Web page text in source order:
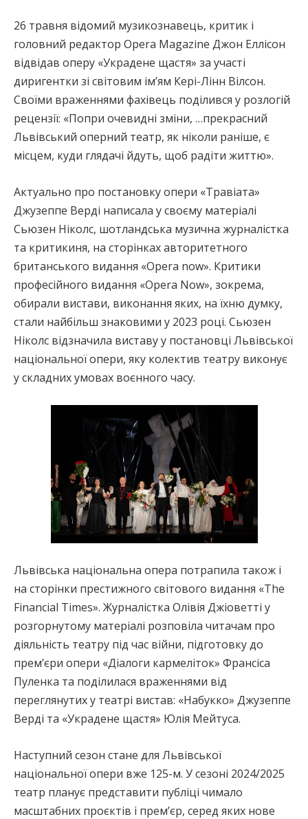
26 травня відомий музикознавець, критик і
головний редактор Opera Magazine Джон Еллісон
відвідав оперу «Украдене щастя» за участі
диригентки зі світовим ім’ям Кері-Лінн Вілсон.
Своїми враженнями фахівець поділився у розлогій
рецензії: «Попри очевидні зміни, …прекрасний
Львівський оперний театр, як ніколи раніше, є
місцем, куди глядачі йдуть, щоб радіти життю».
Актуально про постановку опери «Травіата»
Джузеппе Верді написала у своєму матеріалі
Сьюзен Ніколс, шотландська музична журналістка
та критикиня, на сторінках авторитетного
британського видання «Opera now». Критики
професійного видання «Opera Now», зокрема,
обирали вистави, виконання яких, на їхню думку,
стали найбільш знаковими у 2023 році. Сьюзен
Ніколс відзначила виставу у постановці Львівської
національної опери, яку колектив театру виконує
у складних умовах воєнного часу.
Львівська національна опера потрапила також і
на сторінки престижного світового видання «The
Financial Times». Журналістка Олівія Джіоветті у
розгорнутому матеріалі розповіла читачам про
діяльність театру під час війни, підготовку до
премʼєри опери «Діалоги кармеліток» Франсіса
Пуленка та поділилася враженнями від
переглянутих у театрі вистав: «Набукко» Джузеппе
Верді та «Украдене щастя» Юлія Мейтуса.
Наступний сезон стане для Львівської
національної опери вже 125-м. У сезоні 2024/2025
театр планує представити публіці чимало
масштабних проєктів і прем’єр, серед яких нове